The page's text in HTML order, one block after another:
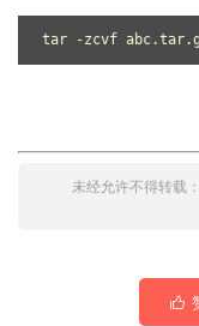
tar -zcvf abc.tar.gz
未经允许不得转载：
